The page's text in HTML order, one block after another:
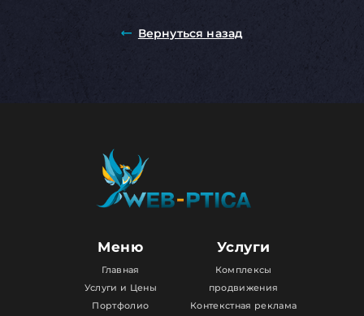
Вернуться назад
Меню
Главная
Услуги и Цены
Портфолио
Услуги
Комплексы
продвижения
Контекстная реклама